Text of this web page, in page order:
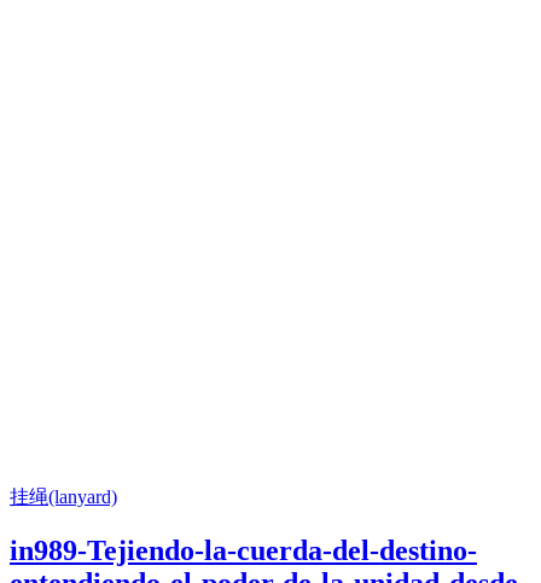
挂绳(lanyard)
in989-Tejiendo-la-cuerda-del-destino-